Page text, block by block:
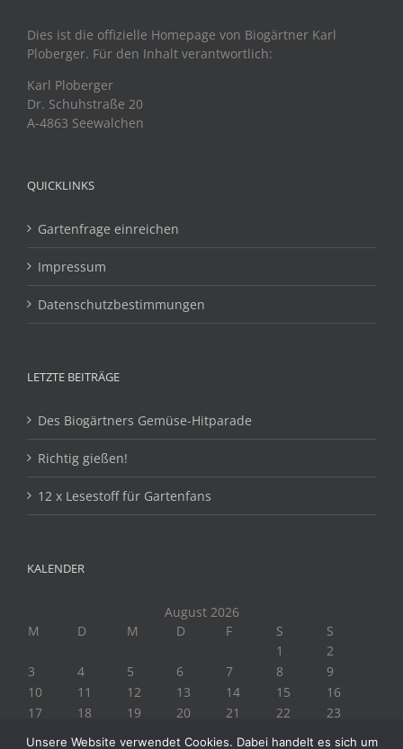
Dies ist die offizielle Homepage von Biogärtner Karl
Ploberger. Für den Inhalt verantwortlich:
Karl Ploberger
Dr. Schuhstraße 20
A-4863 Seewalchen
QUICKLINKS
Gartenfrage einreichen
Impressum
Datenschutzbestimmungen
LETZTE BEITRÄGE
Des Biogärtners Gemüse-Hitparade
Richtig gießen!
12 x Lesestoff für Gartenfans
KALENDER
August 2026
M
D M D F S
S
1
2
3
4 5 6 7 8
9
10
11 12 13 14 15
16
17
18 19 20 21 22
23
Unsere Website verwendet Cookies. Dabei handelt es sich um